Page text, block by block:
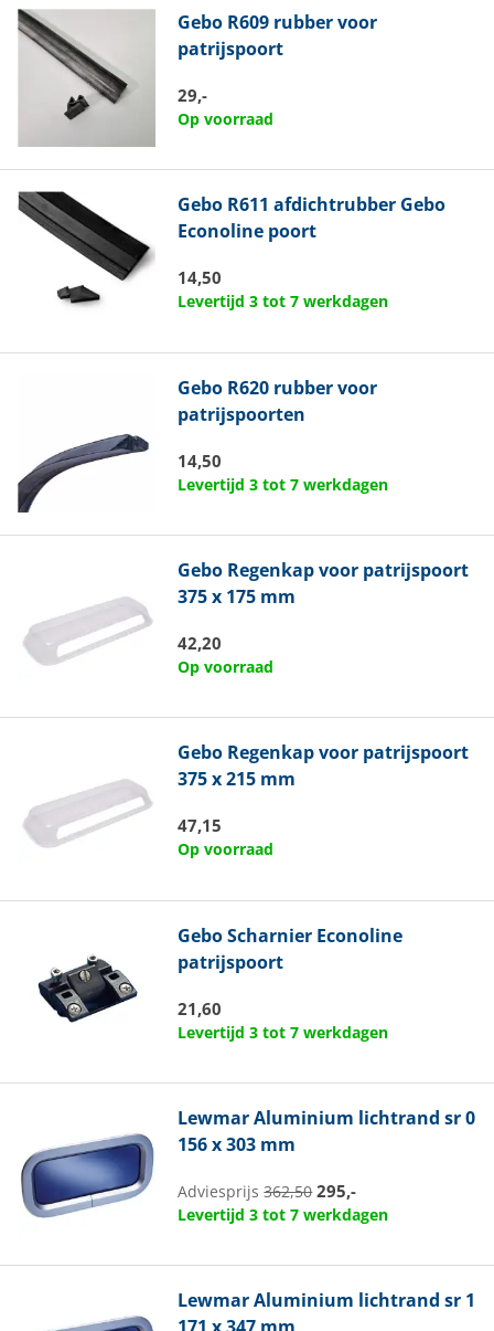
Gebo R609 rubber voor
patrijspoort
29,-
Op voorraad
Gebo R611 afdichtrubber Gebo
Econoline poort
14,50
Levertijd 3 tot 7 werkdagen
Gebo R620 rubber voor
patrijspoorten
14,50
Levertijd 3 tot 7 werkdagen
Gebo Regenkap voor patrijspoort
375 x 175 mm
42,20
Op voorraad
Gebo Regenkap voor patrijspoort
375 x 215 mm
47,15
Op voorraad
GeboScharnier Econoline
patrijspoort
21,60
Levertijd 3 tot 7 werkdagen
LewmarAluminium lichtrand sr 0
156 x 303 mm
Adviesprijs362,50 295,-
Levertijd 3 tot 7 werkdagen
LewmarAluminium lichtrand sr 1